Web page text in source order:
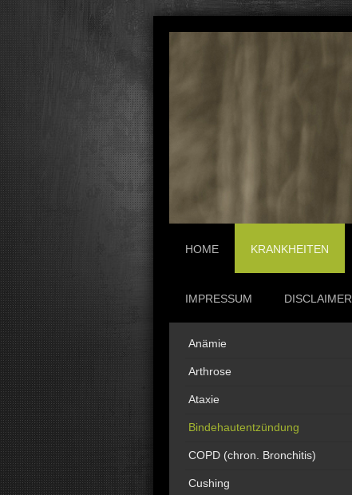
HOME KRANKHEITEN
IMPRESSUM DISCLAIMER
Anämie
Arthrose
Ataxie
Bindehautentzündung
COPD (chron. Bronchitis)
Cushing